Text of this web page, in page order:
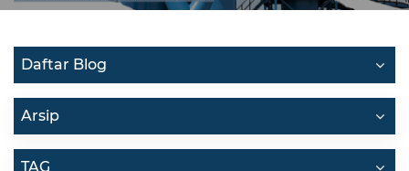
Daftar Blog
Arsip
TAG